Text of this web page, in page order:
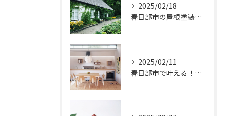
2025/02/18
春日部市の屋根塗装：最適な業者選びで価格を抑える方法
2025/02/11
春日部市で叶える！理想のキッチンリフォームを実現するステップ